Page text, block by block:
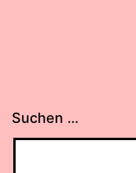
Suchen …